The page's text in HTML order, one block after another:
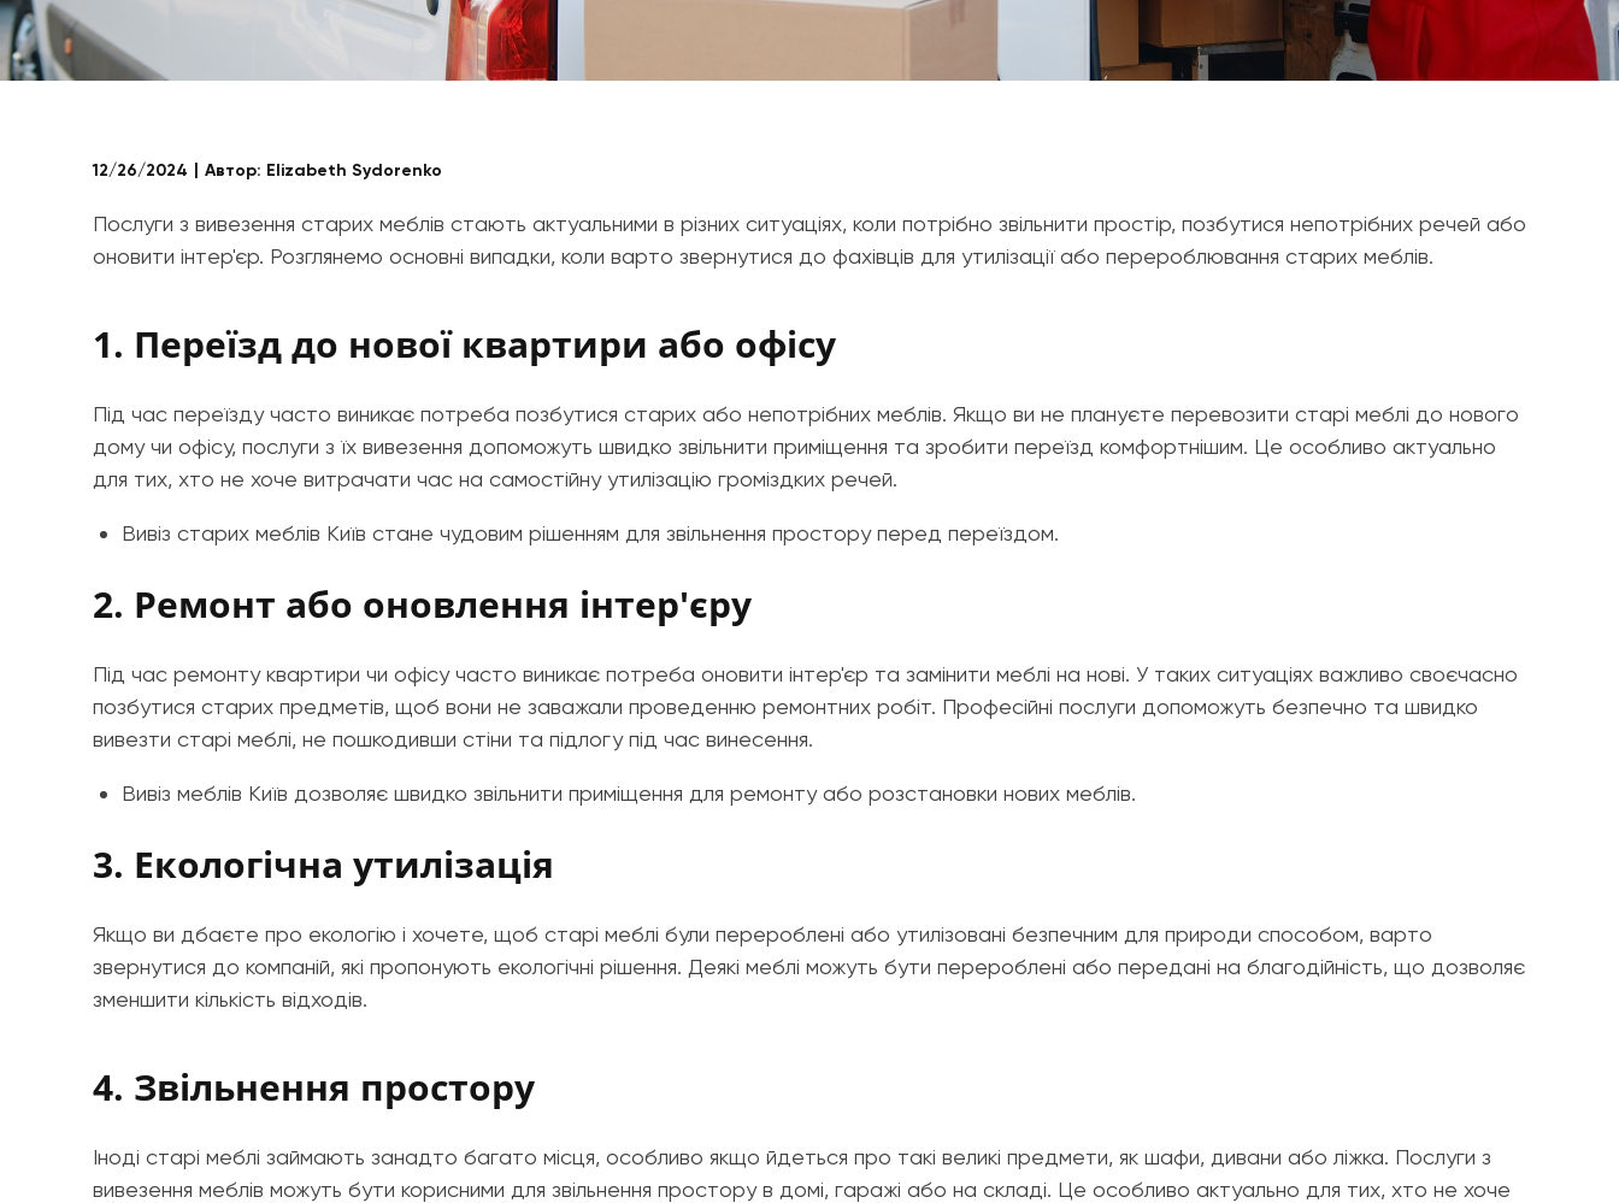
12/26/2024 Автор: Elizabeth Sydorenko
Послуги з вивезення старих меблів стають актуальними в різних ситуаціях, коли потрібно звільнити простір, позбутися непотрібних речей або
оновити інтер'єр. Розглянемо основні випадки, коли варто звернутися до фахівців для утилізації або перероблювання старих меблів.
1. Переїзд до нової квартири або офісу
Під час переїзду часто виникає потреба позбутися старих або непотрібних меблів. Якщо ви не плануєте перевозити старі меблі до нового
дому чи офісу, послуги з їх вивезення допоможуть швидко звільнити приміщення та зробити переїзд комфортнішим. Це особливо актуально
для тих, хто не хоче витрачати час на самостійну утилізацію громіздких речей.
Вивіз старих меблів Київ стане чудовим рішенням для звільнення простору перед переїздом.
2. Ремонт або оновлення інтер'єру
Під час ремонту квартири чи офісу часто виникає потреба оновити інтер'єр та замінити меблі на нові. У таких ситуаціях важливо своєчасно
позбутися старих предметів, щоб вони не заважали проведенню ремонтних робіт. Професійні послуги допоможуть безпечно та швидко
вивезти старі меблі, не пошкодивши стіни та підлогу під час винесення.
Вивіз меблів Київ дозволяє швидко звільнити приміщення для ремонту або розстановки нових меблів.
3. Екологічна утилізація
Якщо ви дбаєте про екологію і хочете, щоб старі меблі були перероблені або утилізовані безпечним для природи способом, варто
звернутися до компаній, які пропонують екологічні рішення. Деякі меблі можуть бути перероблені або передані на благодійність, що дозволяє
зменшити кількість відходів.
4. Звільнення простору
Іноді старі меблі займають занадто багато місця, особливо якщо йдеться про такі великі предмети, як шафи, дивани або ліжка. Послуги з
вивезення меблів можуть бути корисними для звільнення простору в домі, гаражі або на складі. Це особливо актуально для тих, хто не хоче